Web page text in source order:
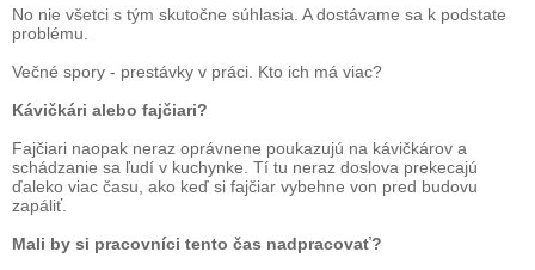
No nie všetci s tým skutočne súhlasia. A dostávame sa k podstate
problému.
Večné spory - prestávky v práci. Kto ich má viac?
Kávičkári alebo fajčiari?
Fajčiari naopak neraz oprávnene poukazujú na kávičkárov a
schádzanie sa ľudí v kuchynke. Tí tu neraz doslova prekecajú
ďaleko viac času, ako keď si fajčiar vybehne von pred budovu
zapáliť.
Mali by si pracovníci tento čas nadpracovať?